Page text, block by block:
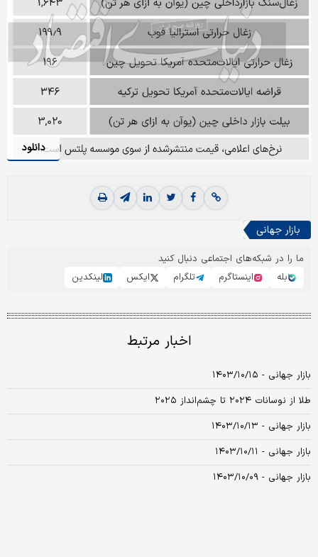
دانلود
بازار جهانی
ما را در شبکه‌های اجتماعی دنبال کنید
بله
اینستاگرم تلگرام ایکس لینکدین
اخبار مرتبط
بازار جهانی - ۱۴۰۳/۱۰/۱۵
طلا از نوسانات ۲۰۲۴ تا چشم‏‏‌انداز ۲۰۲۵
بازار جهانی - ۱۴۰۳/۱۰/۱۳
بازار جهانی - ۱۴۰۳/۱۰/۱۱
بازار جهانی - ۱۴۰۳/۱۰/۰۹